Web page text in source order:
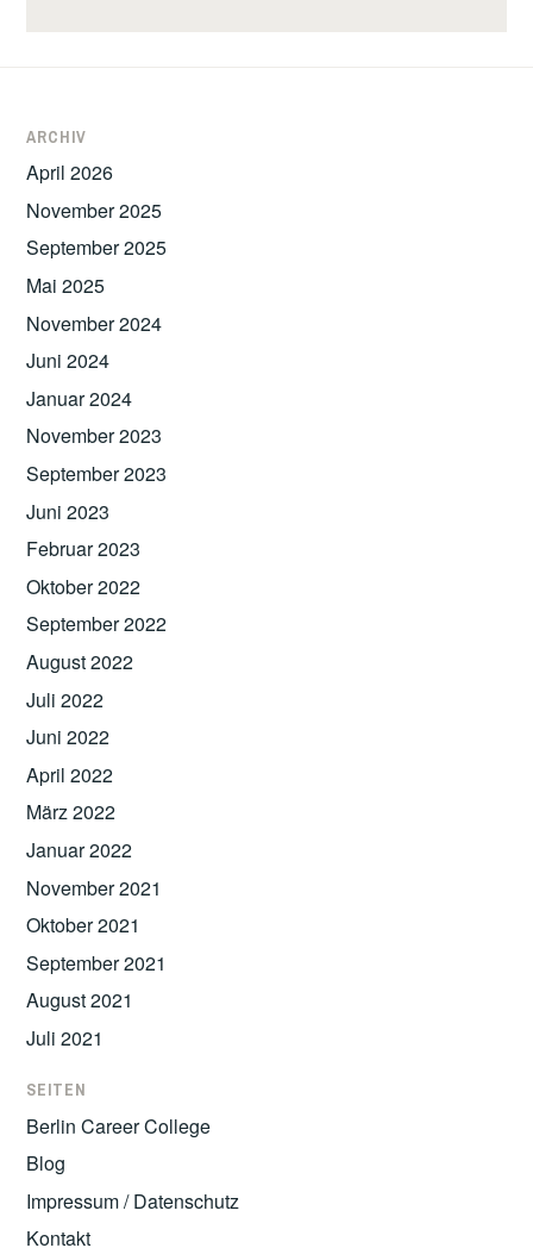
ARCHIV
April 2026
November 2025
September 2025
Mai 2025
November 2024
Juni 2024
Januar 2024
November 2023
September 2023
Juni 2023
Februar 2023
Oktober 2022
September 2022
August 2022
Juli 2022
Juni 2022
April 2022
März 2022
Januar 2022
November 2021
Oktober 2021
September 2021
August 2021
Juli 2021
SEITEN
Berlin Career College
Blog
Impressum / Datenschutz
Kontakt